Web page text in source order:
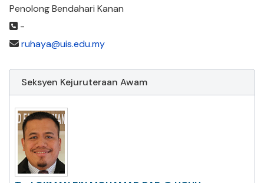
Penolong Bendahari Kanan
-
ruhaya@uis.edu.my
Seksyen Kejuruteraan Awam